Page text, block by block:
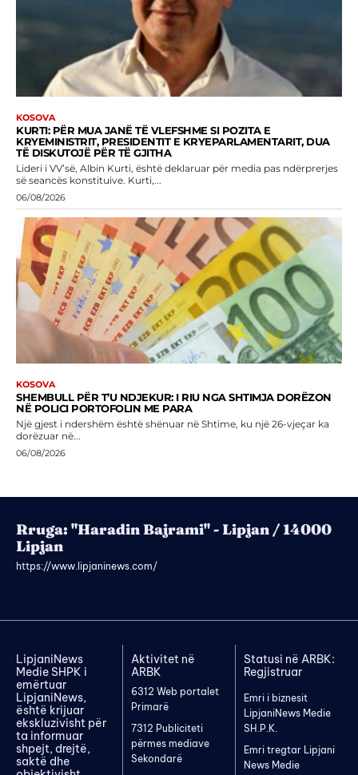
KOSOVA
KURTI: PËR MUA JANË TË VLEFSHME SI POZITA E
KRYEMINISTRIT, PRESIDENTIT E KRYEPARLAMENTARIT, DUA
TË DISKUTOJË PËR TË GJITHA
Lideri i VV’së, Albin Kurti, është deklaruar për media pas ndërprerjes
së seancës konstituive. Kurti,...
06/08/2026
KOSOVA
SHEMBULL PËR T’U NDJEKUR: I RIU NGA SHTIMJA DORËZON
NË POLICI PORTOFOLIN ME PARA
Një gjest i ndershëm është shënuar në Shtime, ku një 26-vjeçar ka
dorëzuar në...
06/08/2026
Rruga: "Haradin Bajrami" - Lipjan / 14000
Lipjan
https://www.lipjaninews.com/
LipjaniNews
Medie SHPK i
emërtuar
LipjaniNews,
është krijuar
ekskluzivisht për
ta informuar
shpejt, drejtë,
saktë dhe
Aktivitet në
ARBK
6312 Web portalet
Primarë
7312 Publiciteti
përmes mediave
Sekondarë
Statusi në ARBK:
Regjistruar
Emri i biznesit
LipjaniNews Medie
SH.P.K.
Emri tregtar Lipjani
News Medie